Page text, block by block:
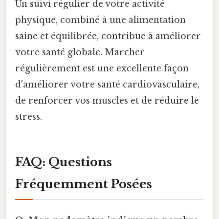
Un suivi régulier de votre activité
physique, combiné à une alimentation
saine et équilibrée, contribue à améliorer
votre santé globale. Marcher
régulièrement est une excellente façon
d'améliorer votre santé cardiovasculaire,
de renforcer vos muscles et de réduire le
stress.
FAQ: Questions
Fréquemment Posées